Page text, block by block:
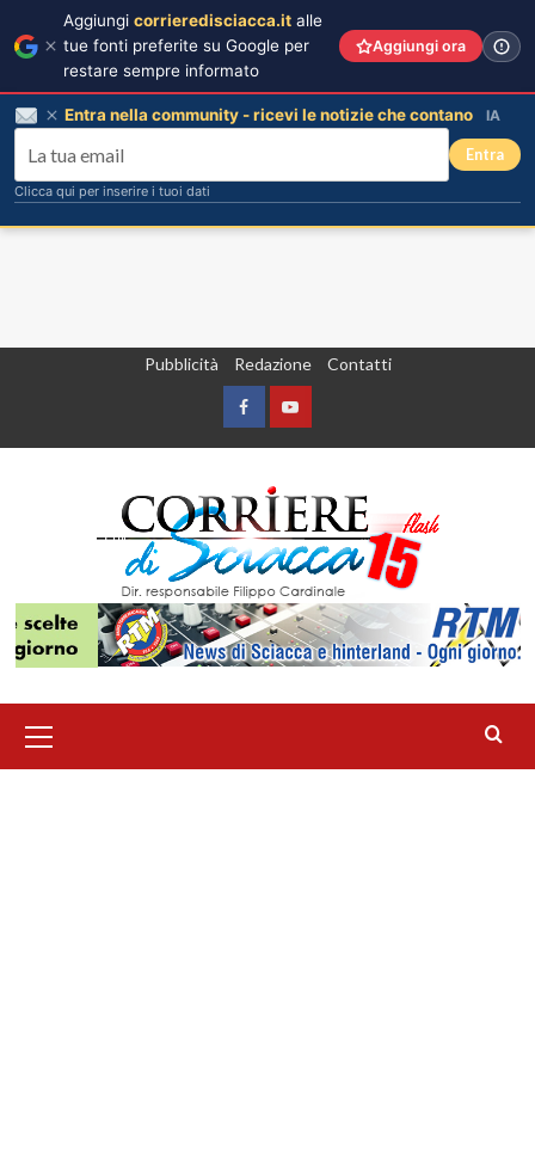
Pubblicità Redazione Contatti
FacebookYountube
principale
Aggiungi corrieredisciacca.it alle
tue fonti preferite su Google per
restare sempre informato
Aggiungi ora
Entra nella community - ricevi le notizie che contano IA
Entra
Clicca qui per inserire i tuoi dati